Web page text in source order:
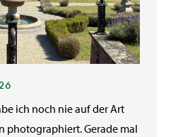
ich noch nie auf der Art
photographiert. Gerade mal